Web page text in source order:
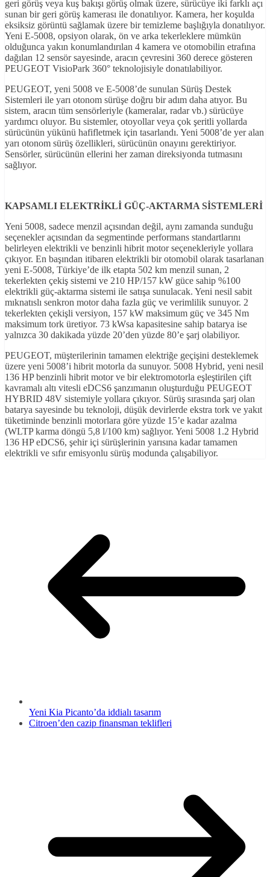
geri görüş veya kuş bakışı görüş olmak üzere, sürücüye iki farklı açı
sunan bir geri görüş kamerası ile donatılıyor. Kamera, her koşulda
eksiksiz görüntü sağlamak üzere bir temizleme başlığıyla donatılıyor.
Yeni E-5008, opsiyon olarak, ön ve arka tekerleklere mümkün
olduğunca yakın konumlandırılan 4 kamera ve otomobilin etrafına
dağılan 12 sensör sayesinde, aracın çevresini 360 derece gösteren
PEUGEOT VisioPark 360° teknolojisiyle donatılabiliyor.
PEUGEOT, yeni 5008 ve E-5008’de sunulan Sürüş Destek
Sistemleri ile yarı otonom sürüşe doğru bir adım daha atıyor. Bu
sistem, aracın tüm sensörleriyle (kameralar, radar vb.) sürücüye
yardımcı oluyor. Bu sistemler, otoyollar veya çok şeritli yollarda
sürücünün yükünü hafifletmek için tasarlandı. Yeni 5008’de yer alan
yarı otonom sürüş özellikleri, sürücünün onayını gerektiriyor.
Sensörler, sürücünün ellerini her zaman direksiyonda tutmasını
sağlıyor.
KAPSAMLI ELEKTRİKLİ GÜÇ-AKTARMA SİSTEMLERİ
Yeni 5008, sadece menzil açısından değil, aynı zamanda sunduğu
seçenekler açısından da segmentinde performans standartlarını
belirleyen elektrikli ve benzinli hibrit motor seçenekleriyle yollara
çıkıyor. En başından itibaren elektrikli bir otomobil olarak tasarlanan
yeni E-5008, Türkiye’de ilk etapta 502 km menzil sunan, 2
tekerlekten çekiş sistemi ve 210 HP/157 kW güce sahip %100
elektrikli güç-aktarma sistemi ile satışa sunulacak. Yeni nesil sabit
mıknatıslı senkron motor daha fazla güç ve verimlilik sunuyor. 2
tekerlekten çekişli versiyon, 157 kW maksimum güç ve 345 Nm
maksimum tork üretiyor. 73 kWsa kapasitesine sahip batarya ise
yalnızca 30 dakikada yüzde 20’den yüzde 80’e şarj olabiliyor.
PEUGEOT, müşterilerinin tamamen elektriğe geçişini desteklemek
üzere yeni 5008’i hibrit motorla da sunuyor. 5008 Hybrid, yeni nesil
136 HP benzinli hibrit motor ve bir elektromotorla eşleştirilen çift
kavramalı altı vitesli eDCS6 şanzımanın oluşturduğu PEUGEOT
HYBRID 48V sistemiyle yollara çıkıyor. Sürüş sırasında şarj olan
batarya sayesinde bu teknoloji, düşük devirlerde ekstra tork ve yakıt
tüketiminde benzinli motorlara göre yüzde 15’e kadar azalma
(WLTP karma döngü 5,8 l/100 km) sağlıyor. Yeni 5008 1.2 Hybrid
136 HP eDCS6, şehir içi sürüşlerinin yarısına kadar tamamen
elektrikli ve sıfır emisyonlu sürüş modunda çalışabiliyor.
Yeni Kia Picanto’da iddialı tasarım
Citroen’den cazip finansman teklifleri